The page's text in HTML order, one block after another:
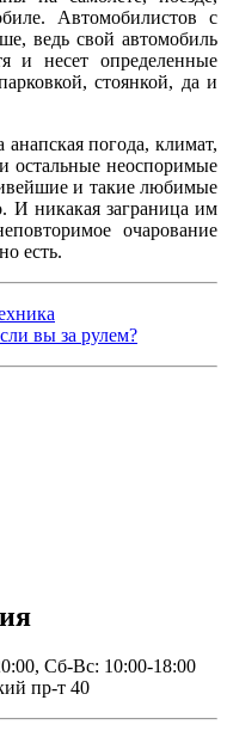
Автомобилистов с
ведь свой автомобиль
и несет определенные
стоянкой, да и
погода, климат,
остальные неоспоримые
и такие любимые
И никакая заграница им
очарование
есть.
вы за рулем?
Сб-Вс: 10:00-18:00
пр-т 40